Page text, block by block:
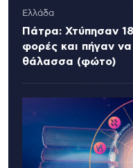
Ελλάδα
Πάτρα: Χτύπησαν
φορές και πήγαν
θάλασσα (φώτο)